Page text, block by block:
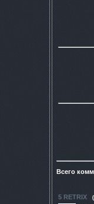
Всего
5 RETRIX